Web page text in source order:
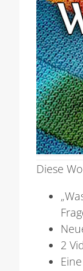
Diese
2